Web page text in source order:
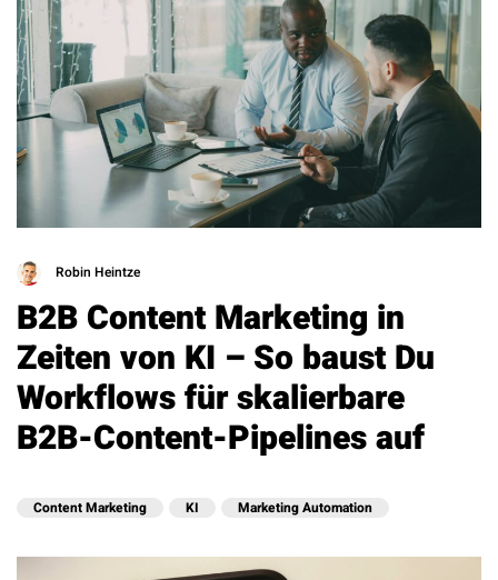
Robin Heintze
B2B Content Marketing in
Zeiten von KI – So baust Du
Workflows für skalierbare
B2B-Content-Pipelines auf
Content Marketing KI Marketing Automation